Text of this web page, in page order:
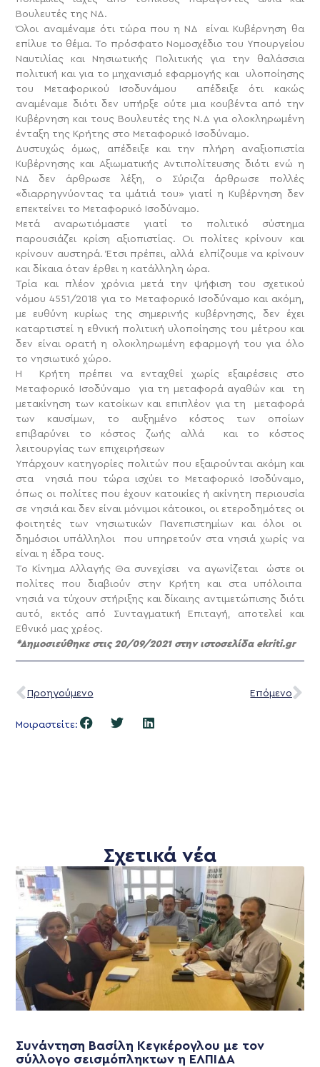
Βουλευτές της ΝΔ.
Όλοι αναμέναμε ότι τώρα που η ΝΔ είναι Κυβέρνηση θα
επίλυε το θέμα. Το πρόσφατο Νομοσχέδιο του Υπουργείου
Ναυτιλίας και Νησιωτικής Πολιτικής για την θαλάσσια
πολιτική και για το μηχανισμό εφαρμογής και υλοποίησης
του Μεταφορικού Ισοδυνάμου απέδειξε ότι κακώς
αναμέναμε διότι δεν υπήρξε ούτε μια κουβέντα από την
Κυβέρνηση και τους Βουλευτές της Ν.Δ για ολοκληρωμένη
ένταξη της Κρήτης στο Μεταφορικό Ισοδύναμο.
Δυστυχώς όμως, απέδειξε και την πλήρη αναξιοπιστία
Κυβέρνησης και Αξιωματικής Αντιπολίτευσης διότι ενώ η
ΝΔ δεν άρθρωσε λέξη, ο Σύριζα άρθρωσε πολλές
«διαρρηγνύοντας τα ιμάτιά του» γιατί η Κυβέρνηση δεν
επεκτείνει το Μεταφορικό Ισοδύναμο.
Μετά αναρωτιόμαστε γιατί το πολιτικό σύστημα
παρουσιάζει κρίση αξιοπιστίας. Οι πολίτες κρίνουν και
κρίνουν αυστηρά. Έτσι πρέπει, αλλά ελπίζουμε να κρίνουν
και δίκαια όταν έρθει η κατάλληλη ώρα.
Τρία και πλέον χρόνια μετά την ψήφιση του σχετικού
νόμου 4551/2018 για το Μεταφορικό Ισοδύναμο και ακόμη,
με ευθύνη κυρίως της σημερινής κυβέρνησης, δεν έχει
καταρτιστεί η εθνική πολιτική υλοποίησης του μέτρου και
δεν είναι ορατή η ολοκληρωμένη εφαρμογή του για όλο
το νησιωτικό χώρο.
Η Κρήτη πρέπει να ενταχθεί χωρίς εξαιρέσεις στο
Μεταφορικό Ισοδύναμο για τη μεταφορά αγαθών και τη
μετακίνηση των κατοίκων και επιπλέον για τη μεταφορά
των καυσίμων, το αυξημένο κόστος των οποίων
επιβαρύνει το κόστος ζωής αλλά και το κόστος
λειτουργίας των επιχειρήσεων
Υπάρχουν κατηγορίες πολιτών που εξαιρούνται ακόμη και
στα νησιά που τώρα ισχύει το Μεταφορικό Ισοδύναμο,
όπως οι πολίτες που έχουν κατοικίες ή ακίνητη περιουσία
σε νησιά και δεν είναι μόνιμοι κάτοικοι, οι ετεροδημότες οι
φοιτητές των νησιωτικών Πανεπιστημίων και όλοι οι
δημόσιοι υπάλληλοι που υπηρετούν στα νησιά χωρίς να
είναι η έδρα τους.
Το Κίνημα Αλλαγής Θα συνεχίσει να αγωνίζεται ώστε οι
πολίτες που διαβιούν στην Κρήτη και στα υπόλοιπα
νησιά να τύχουν στήριξης και δίκαιης αντιμετώπισης διότι
αυτό, εκτός από Συνταγματική Επιταγή, αποτελεί και
Εθνικό μας χρέος.
*Δημοσιεύθηκε στις 20/09/2021 στην ιστοσελίδα ekriti.gr
Προηγούμενο Επόμενο
Μοιραστείτε:
Σχετικά νέα
Συνάντηση Βασίλη Κεγκέρογλου με τον
σύλλογο σεισμόπληκτων η ΕΛΠΙΔΑ